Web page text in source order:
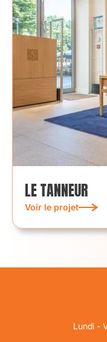
LE TANNEUR
Voir le projet
Lundi -